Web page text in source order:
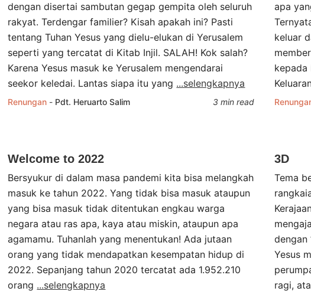
dengan disertai sambutan gegap gempita oleh seluruh
rakyat. Terdengar familier? Kisah apakah ini? Pasti
tentang Tuhan Yesus yang dielu-elukan di Yerusalem
seperti yang tercatat di Kitab Injil. SALAH! Kok salah?
Karena Yesus masuk ke Yerusalem mengendarai
seekor keledai. Lantas siapa itu yang ...selengkapnya
Renungan - Pdt. Heruarto Salim 3 min read
apa
keluar
kepada
Welcome to 2022
Bersyukur di dalam masa pandemi kita bisa melangkah
masuk ke tahun 2022. Yang tidak bisa masuk ataupun
yang bisa masuk tidak ditentukan engkau warga
negara atau ras apa, kaya atau miskin, ataupun apa
agamamu. Tuhanlah yang menentukan! Ada jutaan
orang yang tidak mendapatkan kesempatan hidup di
2022. Sepanjang tahun 2020 tercatat ada 1.952.210
orang ...selengkapnya
3D
Tema
dengan
Yesus
ragi,